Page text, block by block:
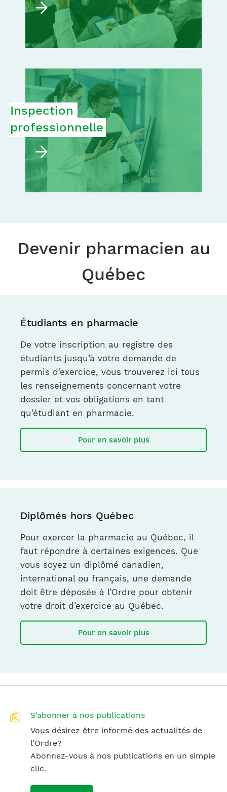
Inspection
professionnelle
Devenir pharmacien au
Québec
Étudiants en pharmacie
De votre inscription au registre des
étudiants jusqu’à votre demande de
permis d’exercice, vous trouverez ici tous
les renseignements concernant votre
dossier et vos obligations en tant
qu’étudiant en pharmacie.
Pour en savoir plus
Diplômés hors Québec
Pour exercer la pharmacie au Québec, il
faut répondre à certaines exigences. Que
vous soyez un diplômé canadien,
international ou français, une demande
doit être déposée à l’Ordre pour obtenir
votre droit d’exercice au Québec.
Pour en savoir plus
S’abonner à nos publications
Vous désirez être informé des actualités de
l’Ordre?
Abonnez-vous à nos publications en un simple
clic.